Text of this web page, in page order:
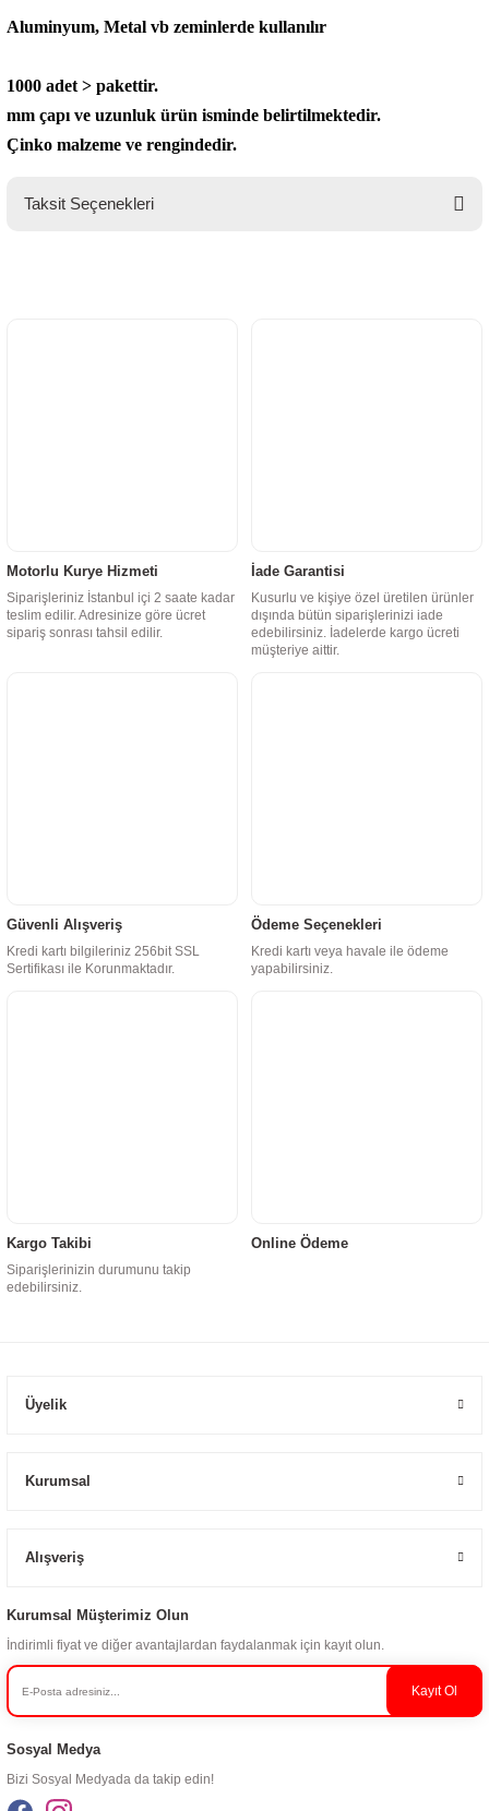
Aluminyum, Metal vb zeminlerde kullanılır
1000 adet > pakettir.
mm çapı ve uzunluk ürün isminde belirtilmektedir.
Çinko malzeme ve rengindedir.
Taksit Seçenekleri
Motorlu Kurye Hizmeti
Siparişleriniz İstanbul içi 2 saate kadar
teslim edilir. Adresinize göre ücret
sipariş sonrası tahsil edilir.
İade Garantisi
Kusurlu ve kişiye özel üretilen ürünler
dışında bütün siparişlerinizi iade
edebilirsiniz. İadelerde kargo ücreti
müşteriye aittir.
Güvenli Alışveriş
Kredi kartı bilgileriniz 256bit SSL
Sertifikası ile Korunmaktadır.
Ödeme Seçenekleri
Kredi kartı veya havale ile ödeme
yapabilirsiniz.
Kargo Takibi
Siparişlerinizin durumunu takip
edebilirsiniz.
Online Ödeme
Üyelik
Kurumsal
Alışveriş
Kurumsal Müşterimiz Olun
İndirimli fiyat ve diğer avantajlardan faydalanmak için kayıt olun.
Kayıt Ol
Sosyal Medya
Bizi Sosyal Medyada da takip edin!